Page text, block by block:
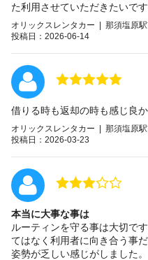
た利用させていただきたいです
オリックスレンタカー | 那須塩原
投稿日：2026-06-14
借りる時も返却の時も感じ良
オリックスレンタカー | 那須塩原
投稿日：2026-03-23
本当に大事な事は
ルーティンを守る事は大切で
てはなく利用者に向き合う事
姿勢が乏しい感じがしました。